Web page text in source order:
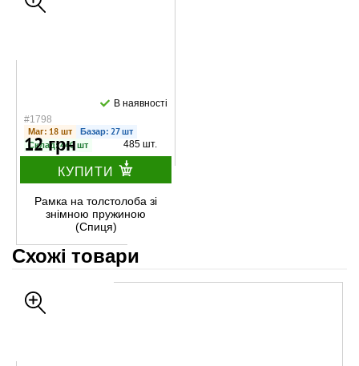
#1798
В наявності
Маг: 18 шт
Базар: 27 шт
Склад: 440 шт
12 грн 485 шт.
КУПИТИ
Рамка на толстолоба зі
знімною пружиною
(Спиця)
Схожі товари